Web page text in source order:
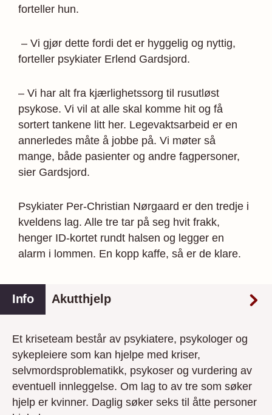
forteller hun.
– Vi gjør dette fordi det er hyggelig og nyttig,
forteller psykiater Erlend Gardsjord.
– Vi har alt fra kjærlighetssorg til rusutløst
psykose. Vi vil at alle skal komme hit og få
sortert tankene litt her. Legevaktsarbeid er en
annerledes måte å jobbe på. Vi møter så
mange, både pasienter og andre fagpersoner,
sier Gardsjord.
Psykiater Per-Christian Nørgaard er den tredje i
kveldens lag. Alle tre tar på seg hvit frakk,
henger ID-kortet rundt halsen og legger en
alarm i lommen. En kopp kaffe, så er de klare.
Info Akutthjelp
Et kriseteam består av psykiatere, psykologer og
sykepleiere som kan hjelpe med kriser,
selvmordsproblematikk, psykoser og vurdering av
eventuell innleggelse. Om lag to av tre som søker
hjelp er kvinner. Daglig søker seks til åtte personer